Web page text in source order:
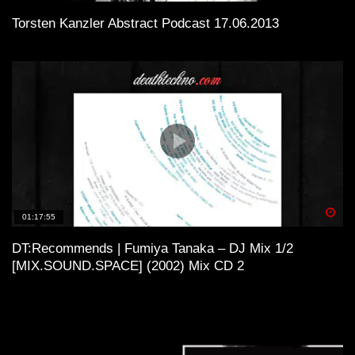
Torsten Kanzler Abstract Podcast 17.06.2013
01:17:55
DT:Recommends | Fumiya Tanaka – DJ Mix 1/2
[MIX.SOUND.SPACE] (2002) Mix CD 2